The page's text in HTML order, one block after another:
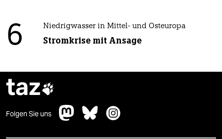
6 Niedrigwasser in Mittel- und Osteuropa
Stromkrise mit Ansage
taz
Folgen Sie uns